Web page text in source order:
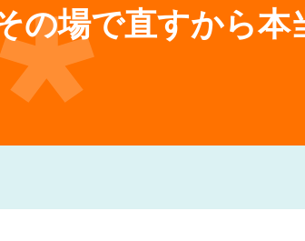
の場で直すから